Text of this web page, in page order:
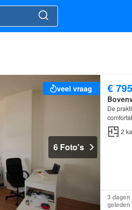
veel vraag
6 Foto's
€
De
2
3 dagen
geleden